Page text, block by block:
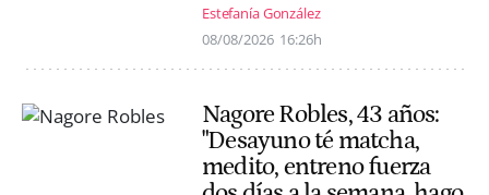
Estefanía González
08/08/2026 16:26h
Nagore Robles, 43 años:
"Desayuno té matcha,
medito, entreno fuerza